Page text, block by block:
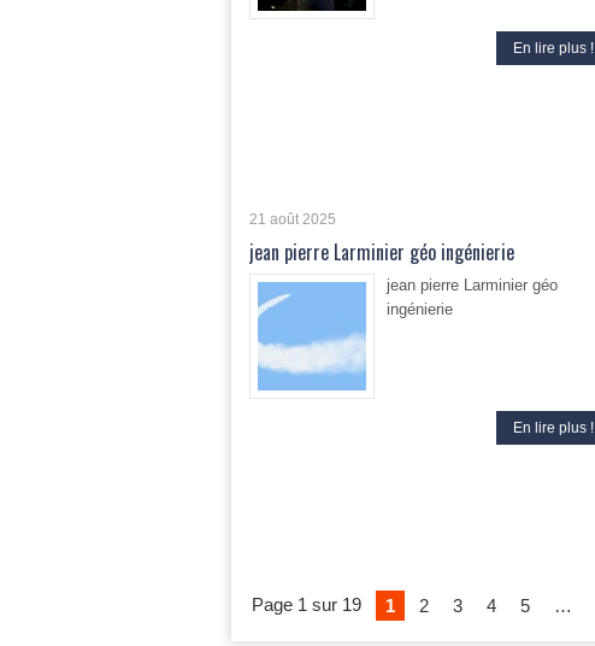
En lire plus !
21 août 2025
jean pierre Larminier géo ingénierie
jean pierre Larminier géo
ingénierie
En lire plus !
Page 1 sur 19 1 2 3 4 5 …